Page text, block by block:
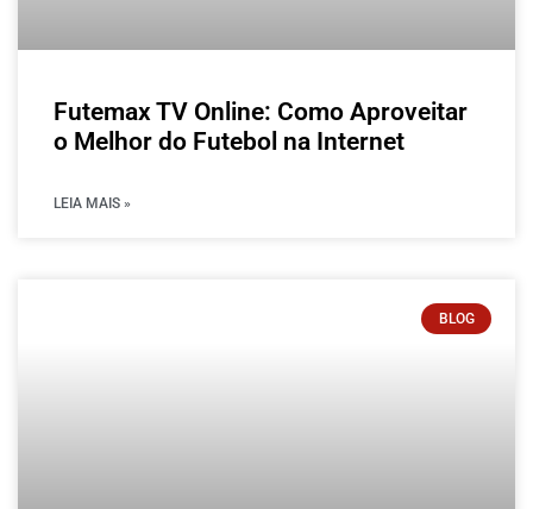
Futemax TV Online: Como Aproveitar
o Melhor do Futebol na Internet
LEIA MAIS »
BLOG